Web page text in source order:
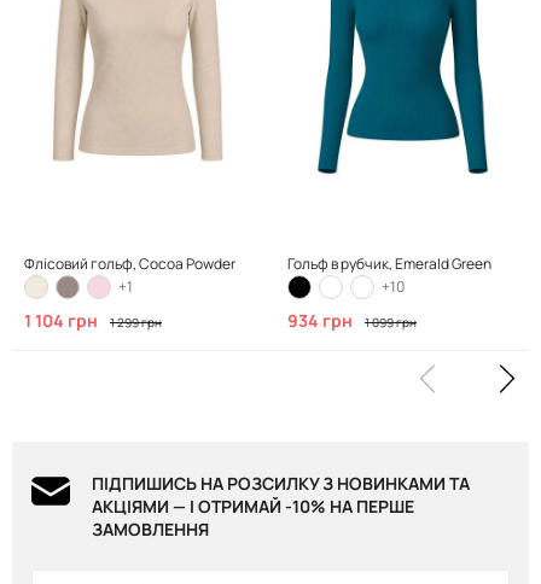
Флісовий гольф, Cocoa Powder
+1
1 104 грн 1 299 грн
Гольф в рубчик, Emerald Green
+10
934 грн 1 099 грн
ПІДПИШИСЬ НА РОЗСИЛКУ З НОВИНКАМИ ТА
АКЦІЯМИ — І ОТРИМАЙ -10% НА ПЕРШЕ
ЗАМОВЛЕННЯ